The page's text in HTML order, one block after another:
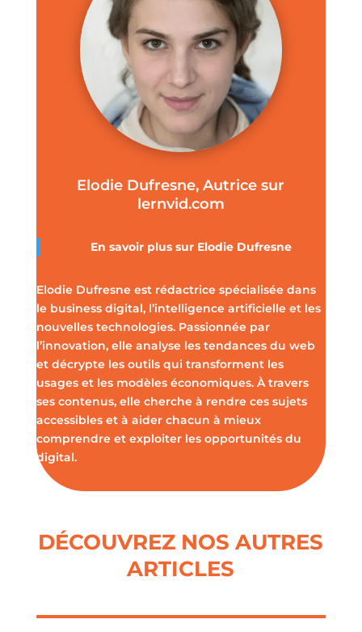
Elodie Dufresne, Autrice sur
lernvid.com
En savoir plus sur Elodie Dufresne
Elodie Dufresne est rédactrice spécialisée dans
le business digital, l’intelligence artificielle et les
nouvelles technologies. Passionnée par
l’innovation, elle analyse les tendances du web
et décrypte les outils qui transforment les
usages et les modèles économiques. À travers
ses contenus, elle cherche à rendre ces sujets
accessibles et à aider chacun à mieux
comprendre et exploiter les opportunités du
digital.
DÉCOUVREZ NOS AUTRES
ARTICLES